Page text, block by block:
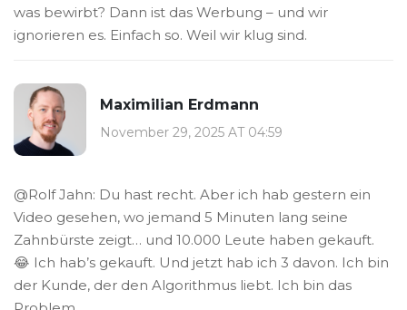
was bewirbt? Dann ist das Werbung – und wir
ignorieren es. Einfach so. Weil wir klug sind.
Maximilian Erdmann
November 29, 2025 AT 04:59
@Rolf Jahn: Du hast recht. Aber ich hab gestern ein
Video gesehen, wo jemand 5 Minuten lang seine
Zahnbürste zeigt… und 10.000 Leute haben gekauft.
😂 Ich hab’s gekauft. Und jetzt hab ich 3 davon. Ich bin
der Kunde, der den Algorithmus liebt. Ich bin das